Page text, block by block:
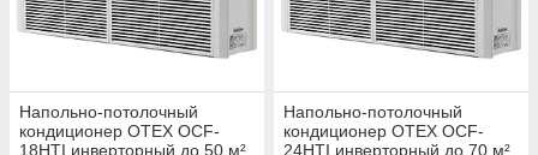
Напольно-потолочный
кондиционер OTEX OCF-
18HTI инверторный до 50 м²
Напольно-потолочный
кондиционер OTEX OCF-
24HTI инверторный до 70 м²